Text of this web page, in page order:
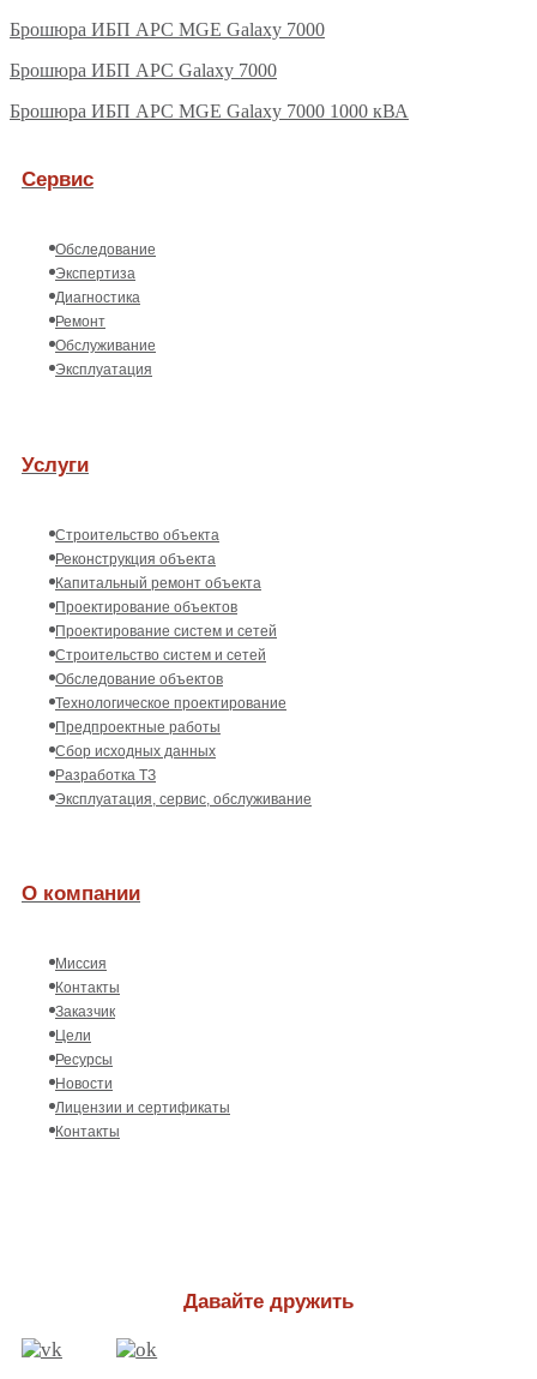
Брошюра ИБП APC MGE Galaxy 7000
Брошюра ИБП APC Galaxy 7000
Брошюра ИБП APC MGE Galaxy 7000 1000 кВА
Сервис
Обследование
Экспертиза
Диагностика
Ремонт
Обслуживание
Эксплуатация
Услуги
Строительство объекта
Реконструкция объекта
Капитальный ремонт объекта
Проектирование объектов
Проектирование систем и сетей
Строительство систем и сетей
Обследование объектов
Технологическое проектирование
Предпроектные работы
Сбор исходных данных
Разработка ТЗ
Эксплуатация, сервис, обслуживание
О компании
Миссия
Контакты
Заказчик
Цели
Ресурсы
Новости
Лицензии и сертификаты
Контакты
Давайте дружить